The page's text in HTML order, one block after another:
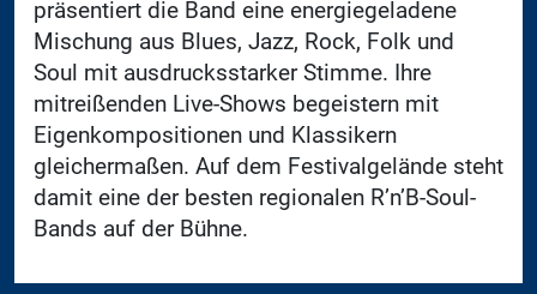
präsentiert die Band eine energiegeladene
Mischung aus Blues, Jazz, Rock, Folk und
Soul mit ausdrucksstarker Stimme. Ihre
mitreißenden Live-Shows begeistern mit
Eigenkompositionen und Klassikern
gleichermaßen. Auf dem Festivalgelände steht
damit eine der besten regionalen R’n’B-Soul-
Bands auf der Bühne.